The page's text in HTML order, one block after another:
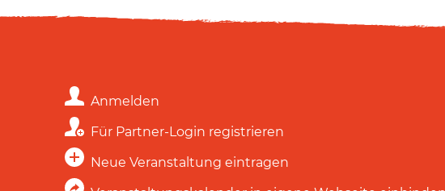
Anmelden
Für Partner-Login registrieren
Neue Veranstaltung eintragen